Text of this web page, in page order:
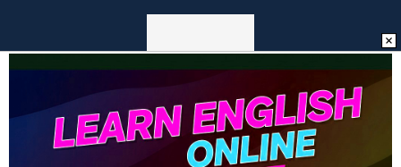
© 2025 - Mantos do Futebol - MDF - Todos os direitos reservados. -